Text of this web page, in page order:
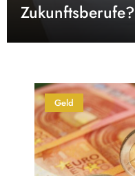
Zukunftsberufe?
Geld